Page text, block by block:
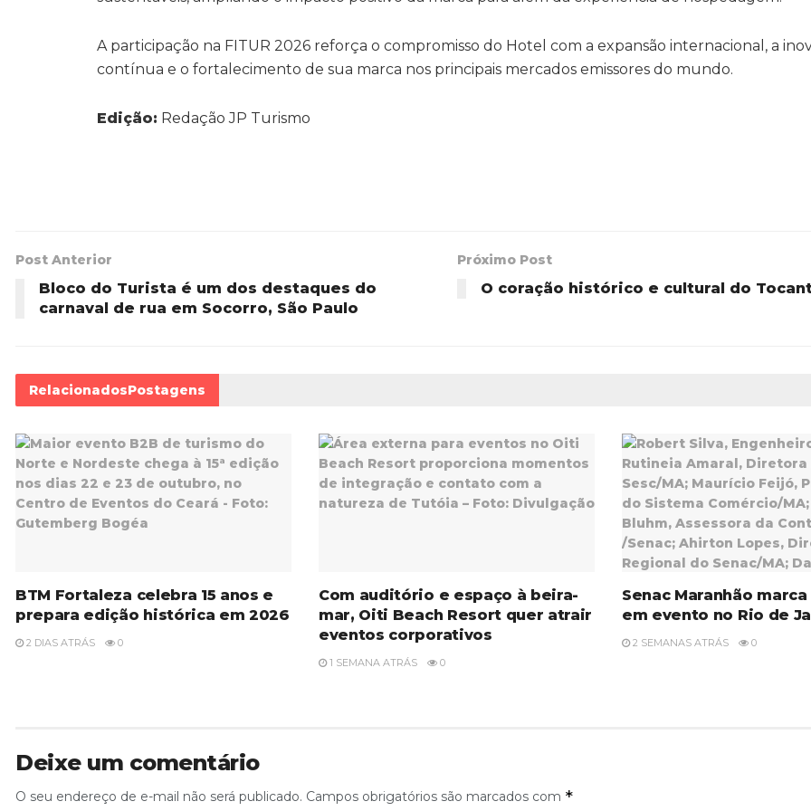
A participação na FITUR 2026 reforça o compromisso do Hotel com a expansão internacional, a
contínua e o fortalecimento de sua marca nos principais mercados emissores do mundo.
Edição: Redação JP Turismo
Post Anterior
Bloco do Turista é um dos destaques do
carnaval de rua em Socorro, São Paulo
Próximo Post
O coração histórico e cultural do
RelacionadosPostagens
BTM Fortaleza celebra 15 anos e
prepara edição histórica em 2026
2 DIAS ATRÁS 0
Com auditório e espaço à beira-
mar, Oiti Beach Resort quer atrair
eventos corporativos
1 SEMANA ATRÁS 0
Senac Maranhão
em evento no Rio de
2 SEMANAS ATRÁS 0
Deixe um comentário
O seu endereço de e-mail não será publicado. Campos obrigatórios são marcados com *